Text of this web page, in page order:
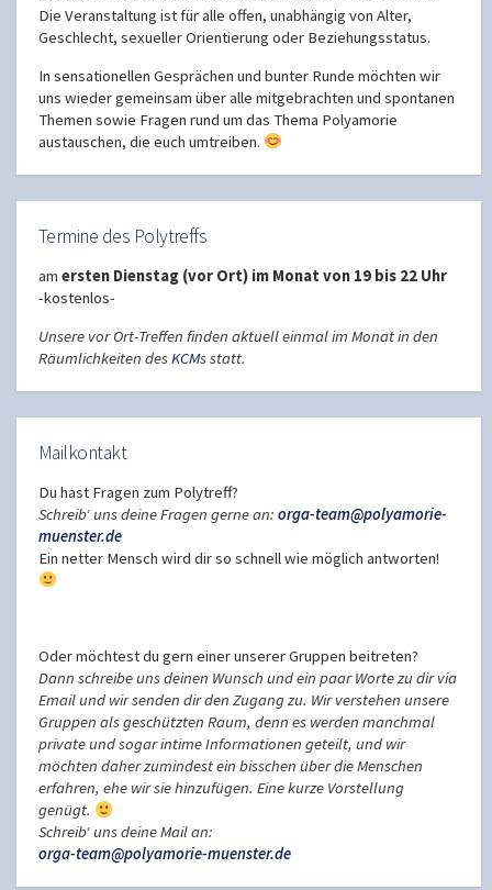
Die Veranstaltung ist für alle offen, unabhängig von Alter,
Geschlecht, sexueller Orientierung oder Beziehungsstatus.
In sensationellen Gesprächen und bunter Runde möchten wir
uns wieder gemeinsam über alle mitgebrachten und spontanen
Themen sowie Fragen rund um das Thema Polyamorie
austauschen, die euch umtreiben.
Termine des Polytreffs
am ersten Dienstag (vor Ort) im Monat von 19 bis 22 Uhr
-kostenlos-
Unsere vor Ort-Treffen finden aktuell einmal im Monat in den
Räumlichkeiten desKCMs statt.
Mailkontakt
Du hast Fragen zum Polytreff?
Schreib‘ uns deine Fragen gerne an: orga-team@polyamorie-
muenster.de
Ein netter Mensch wird dir so schnell wie möglich antworten!
Oder möchtest du gern einer unserer Gruppen beitreten?
Dann schreibe uns deinen Wunsch und ein paar Worte zu dir via
Email und wir senden dir den Zugang zu. Wir verstehen unsere
Gruppen als geschützten Raum, denn es werden manchmal
private und sogar intime Informationen geteilt, und wir
möchten daher zumindest ein bisschen über die Menschen
erfahren, ehe wir sie hinzufügen. Eine kurze Vorstellung
genügt.
Schreib‘ uns deine Mail an:
orga-team@polyamorie-muenster.de